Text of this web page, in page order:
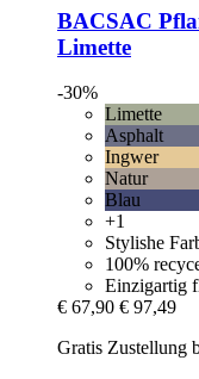
BACSAC
Limette
-30%
Limette
Asphalt
Ingwer
Natur
Blau
+1
Stylishe
100%
Einzigartig
€ 67,90 € 97,49
Gratis Zustellung